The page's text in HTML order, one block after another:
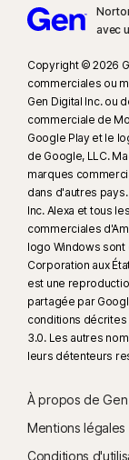
avec
Copyright © 2026
commerciales ou
Gen Digital Inc. ou
commerciale de
Google Play et le
de Google, LLC.
marques
dans d'autres
Inc. Alexa et tous
commerciales
logo Windows
Corporation aux
est une
partagée par
conditions décrites
3.0. Les autres
leurs détenteurs
À propos de Gen
Mentions légales
Conditions